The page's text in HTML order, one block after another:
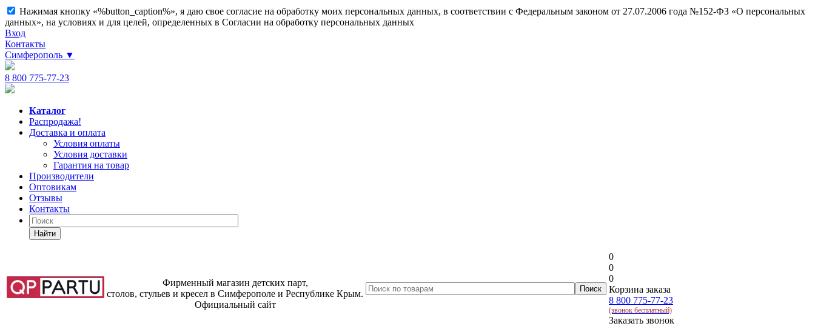
Нажимая кнопку «%button_caption%», я даю свое согласие на обработку моих персональных данных, в соответствии с Федеральным законом от 27.07.2006 года №152-ФЗ «О персональных
данных», на условиях и для целей, определенных в Согласии на обработку персональных данных
Вход
Контакты
Симферополь ▼
8 800 775-77-23
Каталог
Распродажа!
Доставка и оплата
Условия оплаты
Условия доставки
Гарантия на товар
Производители
Оптовикам
Отзывы
Контакты
Найти
Фирменный магазин детских парт,
столов, стульев и кресел в Симферополе и Республике Крым.
Официальный сайт
0
0
0
Корзина заказа
8 800 775-77-23
(звонок бесплатный)
Заказать звонок